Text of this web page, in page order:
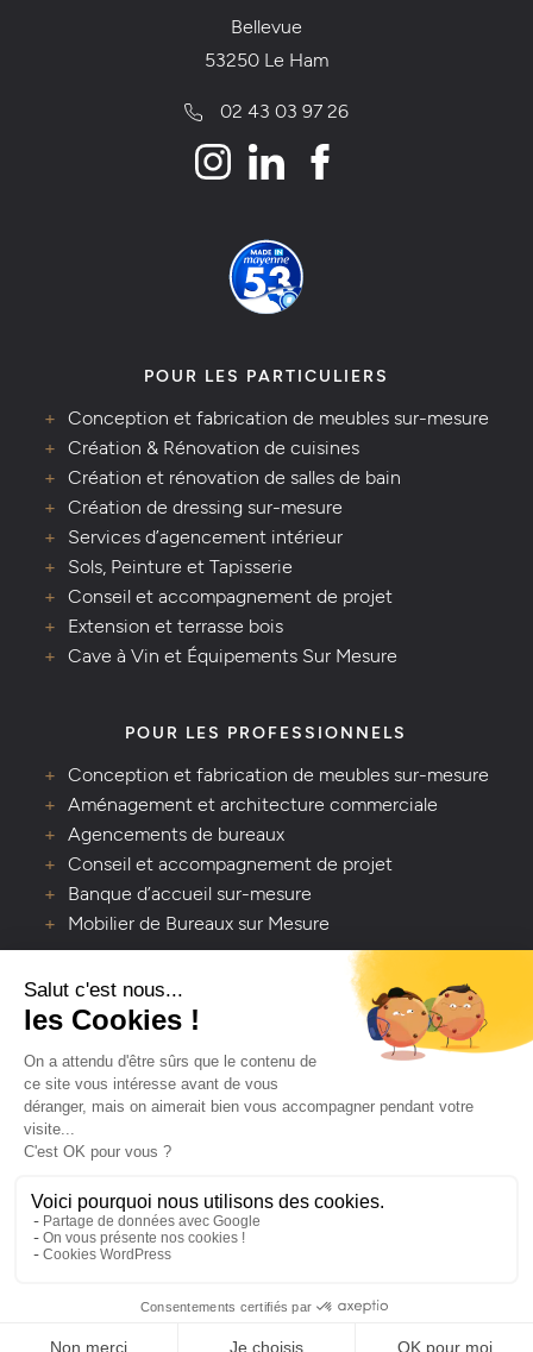
Bellevue
53250 Le Ham
02 43 03 97 26
POUR LES PARTICULIERS
Conception et fabrication de meubles sur-mesure
Création & Rénovation de cuisines
Création et rénovation de salles de bain
Création de dressing sur-mesure
Services d’agencement intérieur
Sols, Peinture et Tapisserie
Conseil et accompagnement de projet
Extension et terrasse bois
Cave à Vin et Équipements Sur Mesure
POUR LES PROFESSIONNELS
Conception et fabrication de meubles sur-mesure
Aménagement et architecture commerciale
Agencements de bureaux
Conseil et accompagnement de projet
Banque d’accueil sur-mesure
Mobilier de Bureaux sur Mesure
VOUS AVEZ UNE QUESTION ?
Lavaleur - Artisan créateur d’espaces de vie
Depuis 1978, Lavaleur transforme vos espaces avec
passion et savoir-faire. Contactez-nous pour un projet
clé en main, du sol au plafond.
NOUS CONTACTER